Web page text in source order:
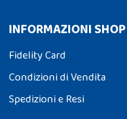
INFORMAZIONI SHOP
Fidelity Card
Condizioni di Vendita
Spedizioni e Resi